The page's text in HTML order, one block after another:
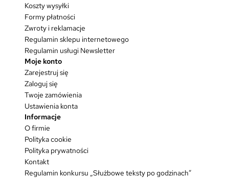
marynarka?
Koszty wysyłki
Formy płatności
Zwroty i reklamacje
Regulamin sklepu internetowego
Regulamin usługi Newsletter
Moje konto
Zarejestruj się
Zaloguj się
Twoje zamówienia
Ustawienia konta
Informacje
O firmie
Polityka cookie
Polityka prywatności
Kontakt
Regulamin konkursu „Służbowe teksty po godzinach”